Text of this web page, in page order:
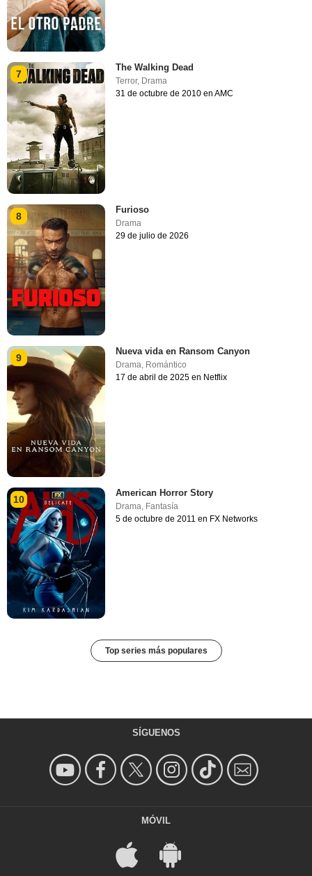
7
The Walking Dead
Terror, Drama
31 de octubre de 2010 en AMC
8
Furioso
Drama
29 de julio de 2026
9
Nueva vida en Ransom Canyon
Drama, Romántico
17 de abril de 2025 en Netflix
10
American Horror Story
Drama, Fantasía
5 de octubre de 2011 en FX Networks
Top series más populares
SÍGUENOS
MÓVIL